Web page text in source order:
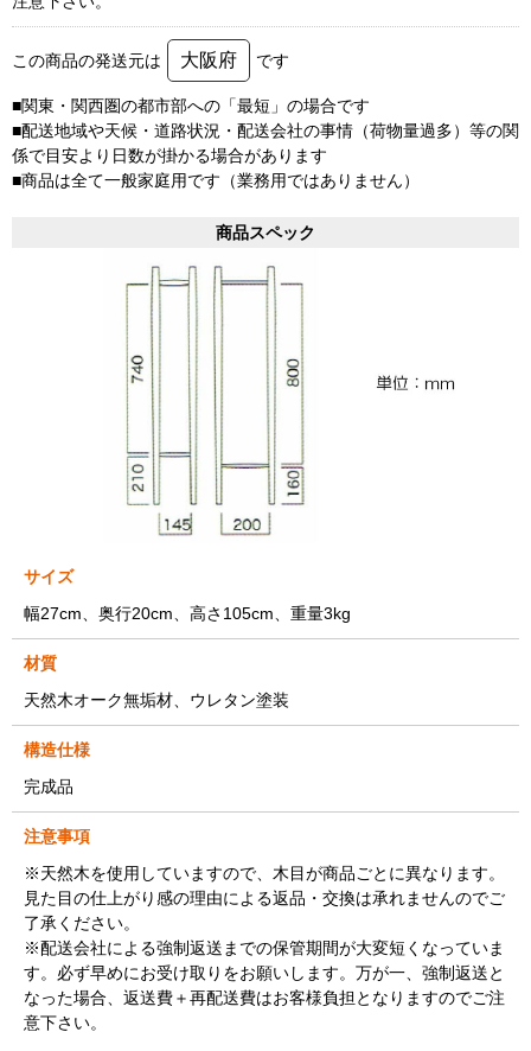
この商品の発送元は 大阪府 です
■関東・関西圏の都市部への「最短」の場合です
■配送地域や天候・道路状況・配送会社の事情（荷物量過多）等の関
係で目安より日数が掛かる場合があります
■商品は全て一般家庭用です（業務用ではありません）
商品スペック
サイズ
幅27cm、奥行20cm、高さ105cm、重量3kg
材質
天然木オーク無垢材、ウレタン塗装
構造仕様
完成品
注意事項
※天然木を使用していますので、木目が商品ごとに異なります。
見た目の仕上がり感の理由による返品・交換は承れませんのでご
了承ください。
※配送会社による強制返送までの保管期間が大変短くなっていま
す。必ず早めにお受け取りをお願いします。万が一、強制返送と
なった場合、返送費＋再配送費はお客様負担となりますのでご注
意下さい。